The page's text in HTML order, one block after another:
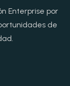
Enterprise por
de